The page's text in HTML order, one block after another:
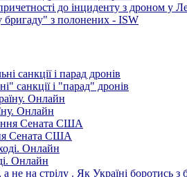
до інциденту з дроном у
бригаду" з полонених - ISW
санкції і "парад" дронів
Онлайн
Сената США
Онлайн